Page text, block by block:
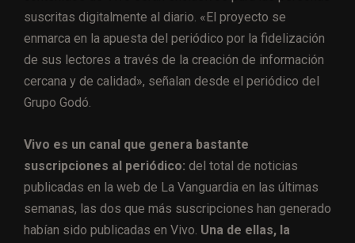
suscritas digitalmente al diario. «El proyecto se
enmarca en la apuesta del periódico por la fidelización
de sus lectores a través de la creación de información
cercana y de calidad», señalan desde el periódico del
Grupo Godó.
Vivo es un canal que genera bastante
suscripciones al periódico: del total de noticias
publicadas en la web de La Vanguardia en las últimas
semanas, las dos que más suscripciones han generado
habían sido publicadas en Vivo. Una de ellas, la